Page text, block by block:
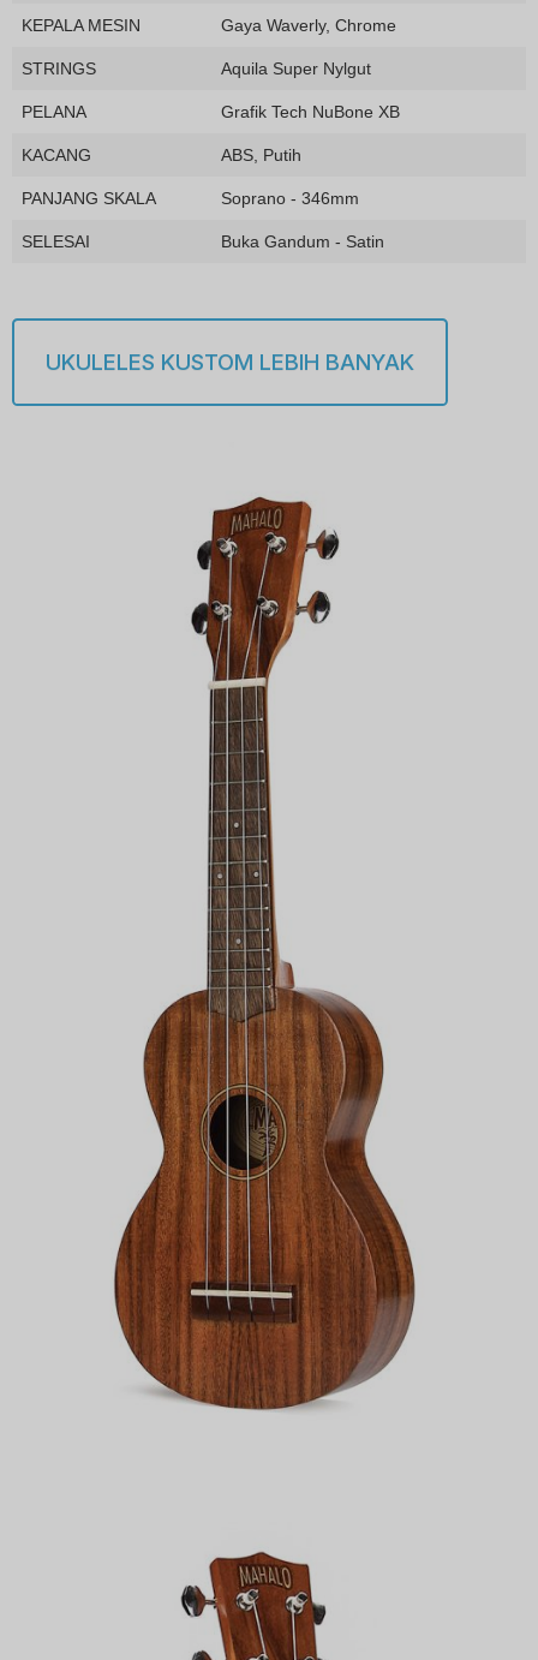
KEPALA MESIN Gaya Waverly, Chrome
STRINGS Aquila Super Nylgut
PELANA Grafik Tech NuBone XB
KACANG ABS, Putih
PANJANG SKALA Soprano - 346mm
SELESAI Buka Gandum - Satin
UKULELES KUSTOM LEBIH BANYAK